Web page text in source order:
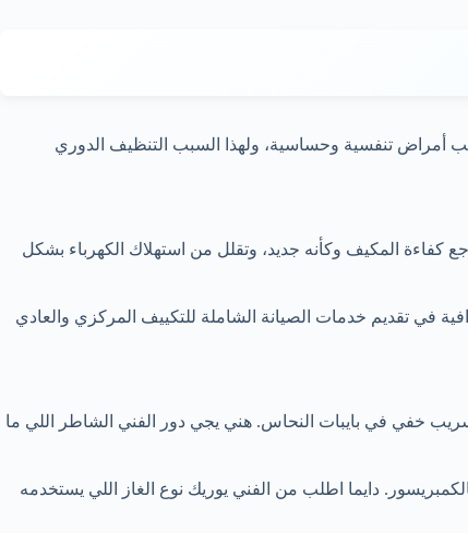
أمراض تنفسية وحساسية، ولهذا السبب التنظيف الدوري
كفاءة المكيف وكأنه جديد، وتقلل من استهلاك الكهرباء بشكل
في تقديم خدمات الصيانة الشاملة للتكييف المركزي والعادي
خفي في بايبات النحاس. هني يجي دور الفني الشاطر اللي ما
دايما اطلب من الفني يوريك نوع الغاز اللي يستخدمه